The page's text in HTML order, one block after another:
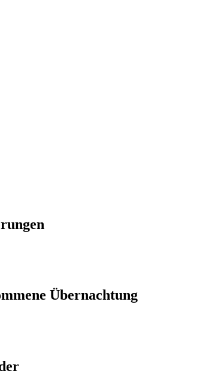
Übernachtung